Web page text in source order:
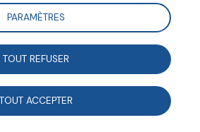
de 16h00 à 18h00. Auditorium
de la Défense.
PARAMÈTRES
TOUT REFUSER
TOUT ACCEPTER